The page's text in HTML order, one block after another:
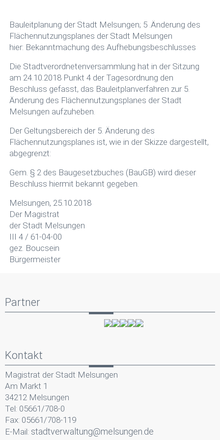
Bauleitplanung der Stadt Melsungen; 5 .Änderung des
Flächennutzungsplanes der Stadt Melsungen
hier: Bekanntmachung des Aufhebungsbeschlusses
Die Stadtverordnetenversammlung hat in der Sitzung
am 24.10.2018 Punkt 4 der Tagesordnung den
Beschluss gefasst, das Bauleitplanverfahren zur 5.
Änderung des Flächennutzungsplanes der Stadt
Melsungen aufzuheben.
Der Geltungsbereich der 5. Änderung des
Flächennutzungsplanes ist, wie in der Skizze dargestellt,
abgegrenzt:
Gem. § 2 des Baugesetzbuches (BauGB) wird dieser
Beschluss hiermit bekannt gegeben.
Melsungen, 25.10.2018
Der Magistrat
der Stadt Melsungen
III 4 / 61-04-00
gez. Boucsein
Bürgermeister
Partner
Kontakt
Magistrat der Stadt Melsungen
Am Markt 1
34212 Melsungen
Tel: 05661/708-0
Fax: 05661/708-119
E-Mail: stadtverwaltung@melsungen.de